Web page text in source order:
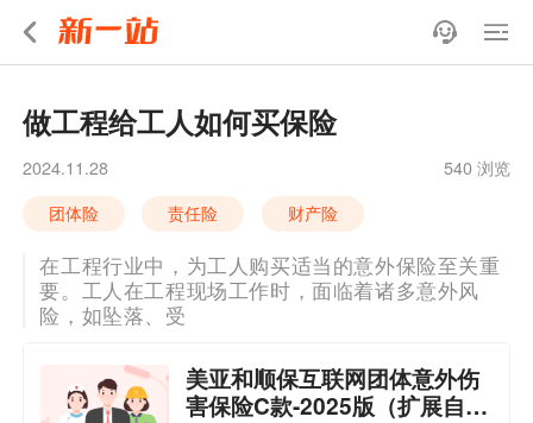
做工程给工人如何买保险
2024.11.28
540 浏览
团体险
责任险 财产险
在工程行业中，为工人购买适当的意外保险至关重
要。工人在工程现场工作时，面临着诸多意外风
险，如坠落、受
美亚和顺保互联网团体意外伤
害保险C款-2025版（扩展自费